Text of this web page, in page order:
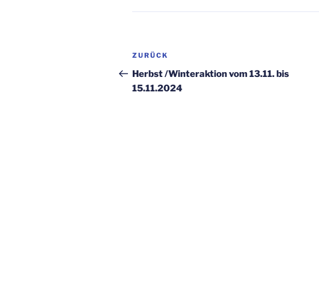
Beitragsnavigation
Vorheriger
Beitrag
ZURÜCK
Herbst /Winteraktion vom 13.11. bis
15.11.2024